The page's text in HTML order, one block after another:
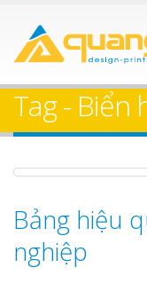
Tag - Biển
Bảng hiệu
nghiệp
Bảng gỗ
Làm bảng
Biên Hòa